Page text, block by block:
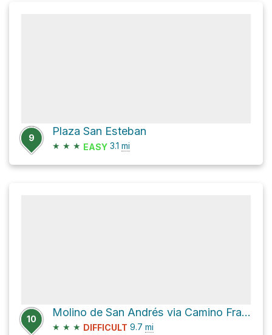
9
Plaza San Esteban
★ ★ ★ EASY 3.1 mi
10
Molino de San Andrés via Camino Francés - Frantses Bidea
★ ★ ★ DIFFICULT 9.7 mi